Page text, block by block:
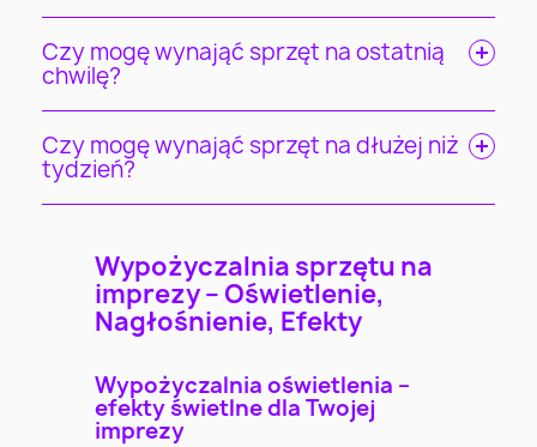
Czy mogę wynająć sprzęt na ostatnią
chwilę?
Czy mogę wynająć sprzęt na dłużej niż
tydzień?
Wypożyczalnia sprzętu na
imprezy – Oświetlenie,
Nagłośnienie, Efekty
Wypożyczalnia oświetlenia –
efekty świetlne dla Twojej
imprezy